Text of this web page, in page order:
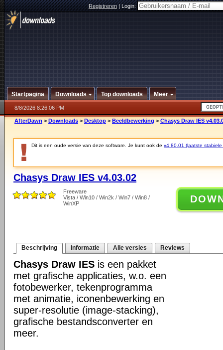
Registreren|Login:
Startpagina Downloads Top downloads Meer
8/8/2026 8:26:06 PM
AfterDawn > Downloads > Desktop > Beeldbewerking > Chasys Draw IES
Dit is een oude versie van deze software. Je kunt ook de v4.80.01 (laatste stabiele
Chasys Draw IES v4.03.02
Freeware
Vista / Win10 / Win2k / Win7 / Win8 /
WinXP
Beschrijving Informatie Alle versies Reviews
Chasys Draw IES is een pakket
met grafische applicaties, w.o. een
fotobewerker, tekenprogramma
met animatie, iconenbewerking en
super-resolutie (image-stacking),
grafische bestandsconverter en
meer.